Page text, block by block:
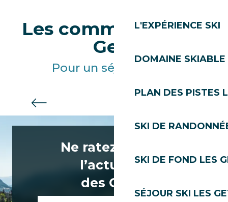
L'EXPÉRIENCE SKI
DOMAINE SKIABLE
PLAN DES PISTES
SKI DE
SKI DE FOND LES
SÉJOUR SKI LES
Le Galta
Têtes de Radis
Les commerces des
Gets
Pour un séjour réussi
Ne ratez rien de
l’actualité
des Gets !